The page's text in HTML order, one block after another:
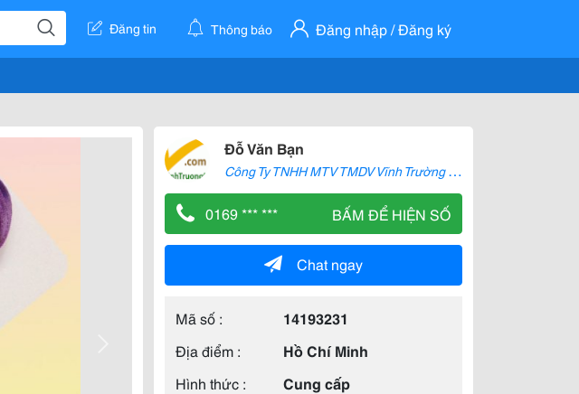
Đăng tin Thông báo Đăng nhập / Đăng ký
Đỗ Văn Bạn
C
ông Ty TNHH MTV TMDV Vĩnh Trường Lộc
0169 *** *** BẤM ĐỂ HIỆN SỐ
Chat ngay
Mã số :
14193231
Địa điểm :
Hồ Chí Minh
Hình thức :
Cung cấp